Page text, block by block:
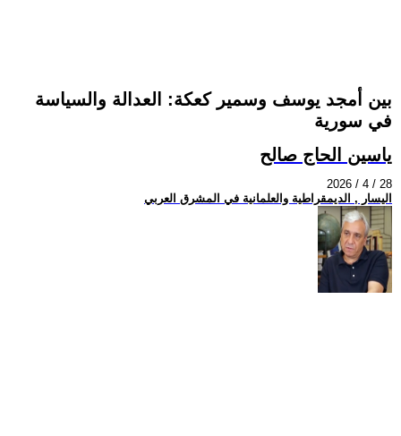
بين أمجد يوسف وسمير كعكة: العدالة والسياسة
في سورية
ياسين الحاج صالح
2026 / 4 / 28
اليسار , الديمقراطية والعلمانية في المشرق العربي